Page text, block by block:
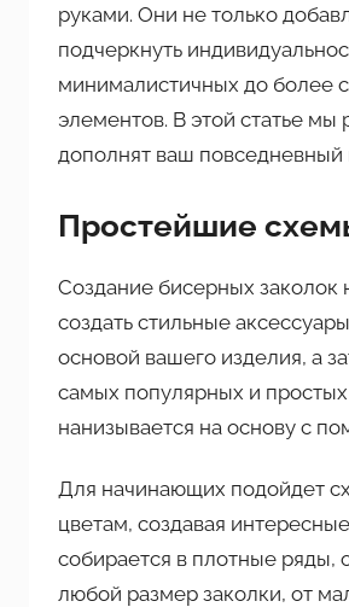
руками. Они не только
подчеркнуть
минималистичных до более
элементов. В этой статье
дополнят ваш повседневный
Простейшие
Создание бисерных
создать стильные
основой вашего изделия, а
самых популярных и
нанизывается на основу с
Для начинающих подойдет
цветам, создавая
собирается в плотные
любой размер заколки, от